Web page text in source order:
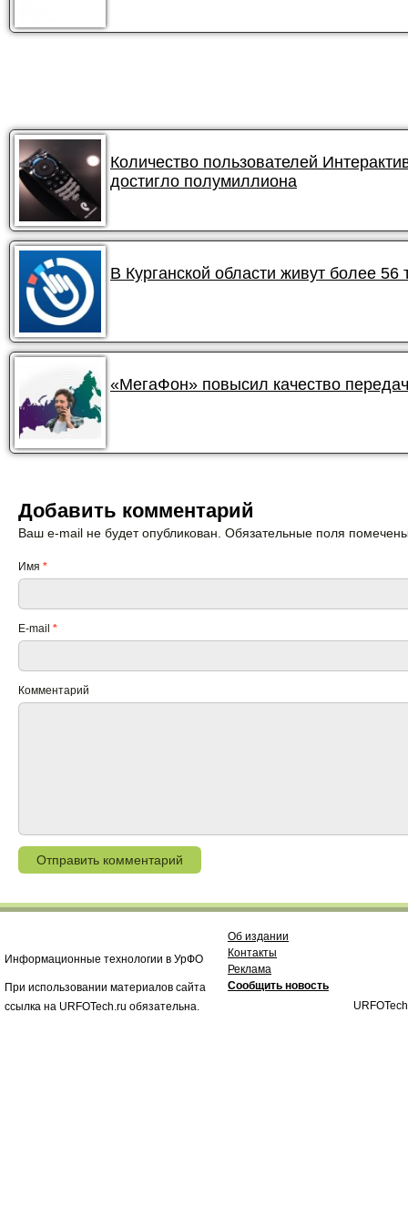
Количество пользователей
достигло полумиллиона
В Курганской области живут более
«МегаФон» повысил качество
Добавить комментарий
Ваш e-mail не будет опубликован. Обязательные поля
Имя *
E-mail *
Комментарий
Информационные технологии в УрФО
При использовании материалов сайта
ссылка на URFOTech.ru обязательна.
Об издании
Контакты
Реклама
Сообщить новость